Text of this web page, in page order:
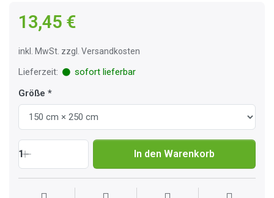
13,45 €
inkl. MwSt. zzgl. Versandkosten
Lieferzeit:
sofort lieferbar
Größe
1 In den Warenkorb